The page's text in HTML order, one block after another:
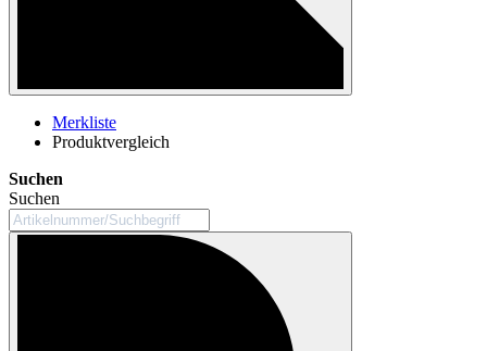
Merkliste
Produktvergleich
Suchen
Suchen